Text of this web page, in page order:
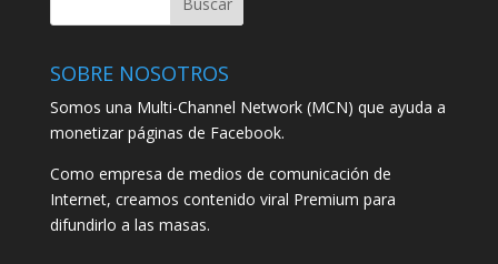
SOBRE NOSOTROS
Somos una Multi-Channel Network (MCN) que ayuda a
monetizar páginas de Facebook.
Como empresa de medios de comunicación de
Internet, creamos contenido viral Premium para
difundirlo a las masas.